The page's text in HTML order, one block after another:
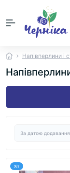
Напівперлини і
Хіт